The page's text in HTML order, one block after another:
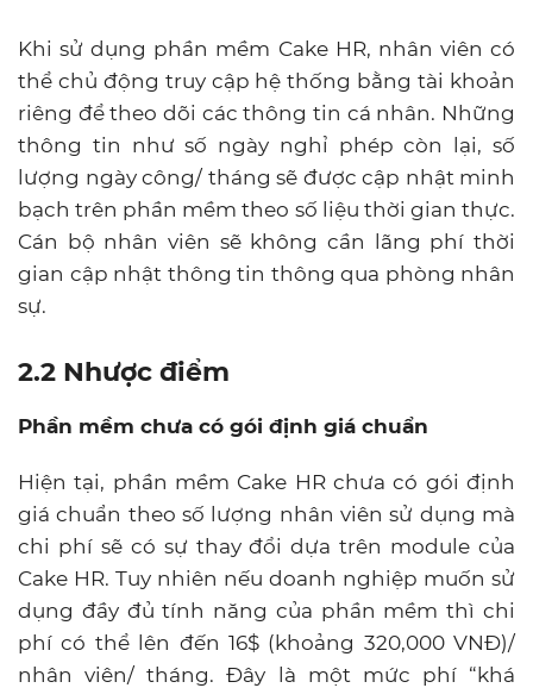
Khi sử dụng phần mềm Cake HR, nhân viên có
thể chủ động truy cập hệ thống bằng tài khoản
riêng để theo dõi các thông tin cá nhân. Những
thông tin như số ngày nghỉ phép còn lại, số
lượng ngày công/ tháng sẽ được cập nhật minh
bạch trên phần mềm theo số liệu thời gian thực.
Cán bộ nhân viên sẽ không cần lãng phí thời
gian cập nhật thông tin thông qua phòng nhân
sự.
2.2 Nhược điểm
Phần mềm chưa có gói định giá chuẩn
Hiện tại, phần mềm Cake HR chưa có gói định
giá chuẩn theo số lượng nhân viên sử dụng mà
chi phí sẽ có sự thay đổi dựa trên module của
Cake HR. Tuy nhiên nếu doanh nghiệp muốn sử
dụng đầy đủ tính năng của phần mềm thì chi
phí có thể lên đến 16$ (khoảng 320,000 VNĐ)/
nhân viên/ tháng. Đây là một mức phí “khá